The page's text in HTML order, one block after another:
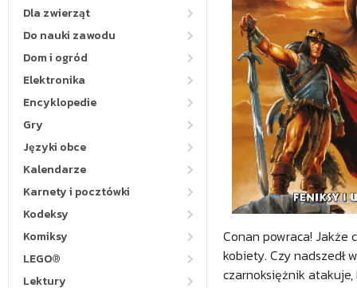
Dla zwierząt
Do nauki zawodu
Dom i ogród
Elektronika
Encyklopedie
Gry
Języki obce
Kalendarze
Karnety i pocztówki
Kodeksy
Komiksy
LEGO®
Lektury
Conan powraca! Jakże
kobiety. Czy nadszedł
czarnoksiężnik